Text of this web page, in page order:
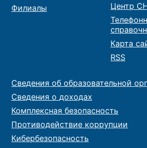
Филиалы
Центр
Карта
RSS
Сведения об образовательной
Сведения о доходах
Комплексная безопасность
Противодействие коррупции
Кибербезопасность